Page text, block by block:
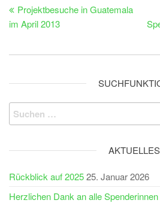
Beitrag
Projektbesuche in Guatemala
im April 2013
Suchen
nach:
AKTUELLES
Rückblick auf 202525. Januar 2026
Herzlichen Dank an alle